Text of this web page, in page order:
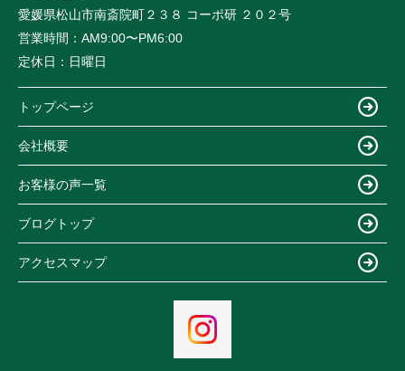
愛媛県松山市南斎院町２３８ コーポ研 ２０２号
営業時間： AM9:00〜PM6:00
定休日： 日曜日
トップページ
会社概要
お客様の声一覧
ブログトップ
アクセスマップ